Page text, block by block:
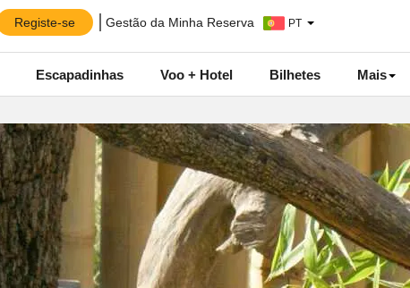
Registe-se Gestão da Minha Reserva PT
Escapadinhas Voo + Hotel Bilhetes Mais